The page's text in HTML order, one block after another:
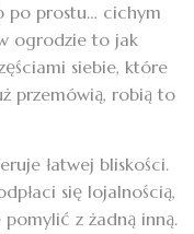
po prostu… cichym
ogrodzie to jak
siebie, które
przemówią, robią to
łatwej bliskości.
się lojalnością,
z żadną inną.